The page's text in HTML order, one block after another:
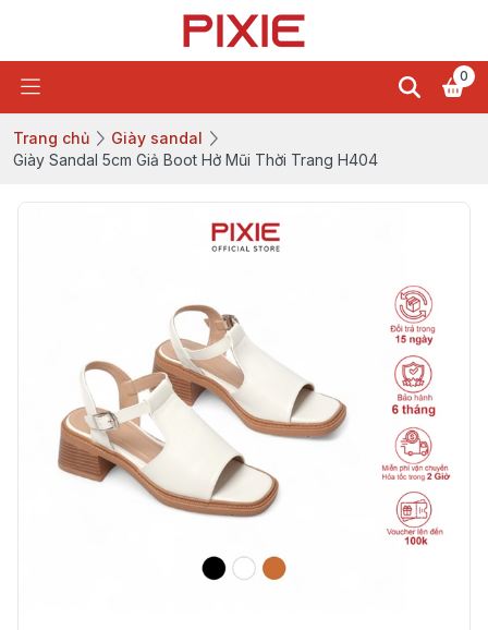
0
Trang chủ
Giày sandal
Giày Sandal 5cm Giả Boot Hở Mũi Thời Trang H404